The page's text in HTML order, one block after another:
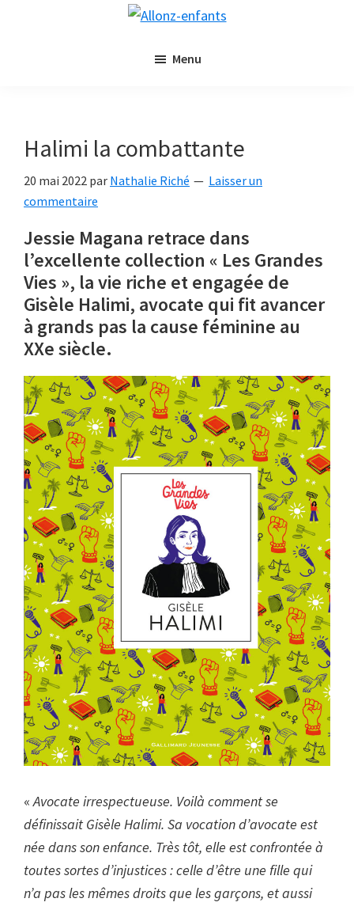
de
Nathalie
Riché
Menu
Halimi la combattante
20 mai 2022 par Nathalie Riché
Laisser un
commentaire
Jessie Magana retrace dans
l’excellente collection « Les Grandes
Vies », la vie riche et engagée de
Gisèle Halimi, avocate qui fit avancer
à grands pas la cause féminine au
XXe siècle.
«Avocate irrespectueuse. Voilà comment se
définissait Gisèle Halimi. Sa vocation d’avocate est
née dans son enfance. Très tôt, elle est confrontée à
toutes sortes d’injustices : celle d’être une fille qui
n’a pas les mêmes droits que les garçons, et aussi